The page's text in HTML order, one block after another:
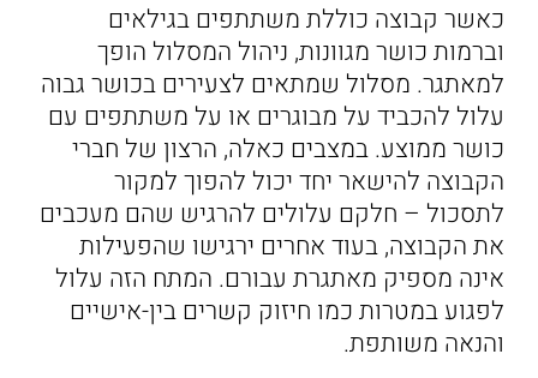
כאשר קבוצה כוללת משתתפים בגילאים
וברמות כושר מגוונות, ניהול המסלול הופך
למאתגר. מסלול שמתאים לצעירים בכושר גבוה
עלול להכביד על מבוגרים או על משתתפים עם
כושר ממוצע. במצבים כאלה, הרצון של חברי
הקבוצה להישאר יחד יכול להפוך למקור
לתסכול – חלקם עלולים להרגיש שהם מעכבים
את הקבוצה, בעוד אחרים ירגישו שהפעילות
אינה מספיק מאתגרת עבורם. המתח הזה עלול
לפגוע במטרות כמו חיזוק קשרים בין-אישיים
והנאה משותפת.